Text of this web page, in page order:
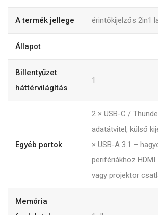
A termék jellege érintőkijelzős 2in1
Állapot
Billentyűzet
háttérvilágítás
1
Egyéb portok
2 × USB-C /
adatátvitel, külső
× USB-A 3.1 –
perifériákhoz
vagy projektor
Memória